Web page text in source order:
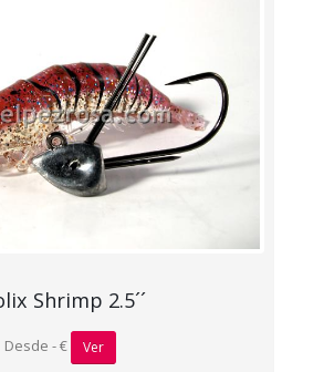
Shrimp 2.5´´
Desde - € Ver